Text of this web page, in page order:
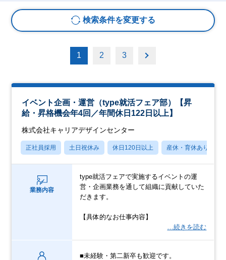
検索条件を変更する
1 2 3
イベント企画・運営（type就活フェア部）【昇
給・昇格機会年4回／年間休日122日以上】
株式会社キャリアデザインセンター
正社員採用 土日祝休み 休日120日以上 産休・育休あり
業務内容
type就活フェアで実施するイベントの運
営・企画業務を通して組織に貢献していた
だきます。
【具体的なお仕事内容】
…続きを読む
■未経験・第二新卒も歓迎です。